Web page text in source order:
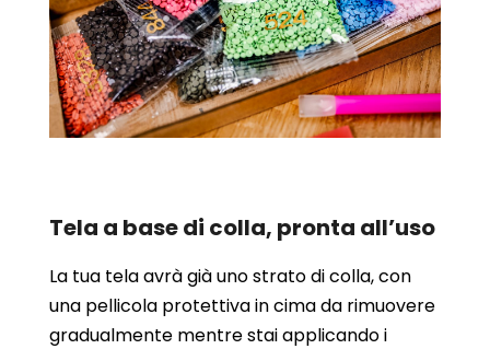
Tela a base di colla, pronta all’uso
La tua tela avrà già uno strato di colla, con
una pellicola protettiva in cima da rimuovere
gradualmente mentre stai applicando i